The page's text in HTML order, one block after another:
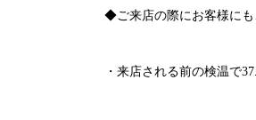
◆ご来店の際にお客様に
・来店される前の検温で